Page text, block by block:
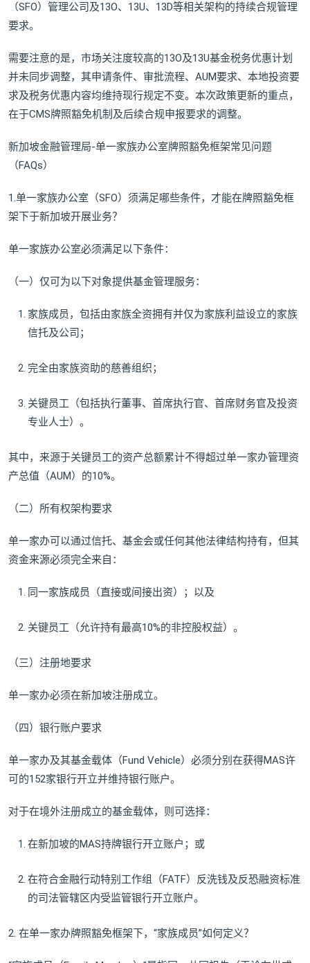
（SFO）管理公司及13O、13U、13D等相关架构的持续合规管理
要求。
需要注意的是，市场关注度较高的13O及13U基金税务优惠计划
并未同步调整，其申请条件、审批流程、AUM要求、本地投资要
求及税务优惠内容均维持现行规定不变。本次政策更新的重点，
在于CMS牌照豁免机制及后续合规申报要求的调整。
新加坡金融管理局-单一家族办公室牌照豁免框架常见问题
（FAQs）
1.单一家族办公室（SFO）须满足哪些条件，才能在牌照豁免框
架下于新加坡开展业务？
单一家族办公室必须满足以下条件：
（一）仅可为以下对象提供基金管理服务：
家族成员，包括由家族全资拥有并仅为家族利益设立的家族
信托及公司；
完全由家族资助的慈善组织；
关键员工（包括执行董事、首席执行官、首席财务官及投资
专业人士）。
其中，来源于关键员工的资产总额累计不得超过单一家办管理资
产总值（AUM）的10%。
（二）所有权架构要求
单一家办可以通过信托、基金会或任何其他法律结构持有，但其
资金来源必须完全来自：
同一家族成员（直接或间接出资）；以及
关键员工（允许持有最高10%的非控股权益）。
（三）注册地要求
单一家办必须在新加坡注册成立。
（四）银行账户要求
单一家办及其基金载体（Fund Vehicle）必须分别在获得MAS许
可的152家银行开立并维持银行账户。
对于在境外注册成立的基金载体，则可选择：
在新加坡的MAS持牌银行开立账户；或
在符合金融行动特别工作组（FATF）反洗钱及反恐融资标准
的司法管辖区内受监管银行开立账户。
2. 在单一家办牌照豁免框架下，“家族成员”如何定义？